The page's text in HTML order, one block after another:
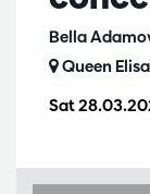
Bella
Sat
Queen